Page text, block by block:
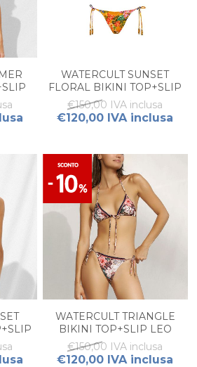
WATERCULT SUNSET
FLORAL BIKINI TOP+SLIP
€150,00 IVA inclusa
€120,00 IVA inclusa
WATERCULT TRIANGLE
BIKINI TOP+SLIP LEO
ALLURES
€150,00 IVA inclusa
€120,00 IVA inclusa